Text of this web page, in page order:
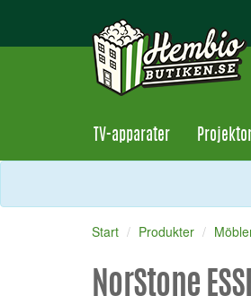
TV-apparater
Start Produkter
NorStone